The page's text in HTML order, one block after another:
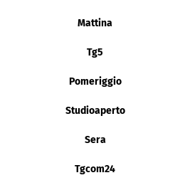
Mattina
Tg5
Pomeriggio
Studioaperto
Sera
Tgcom24